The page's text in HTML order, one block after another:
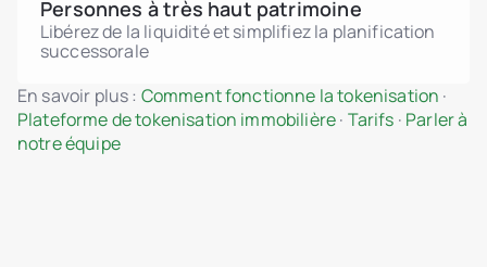
Personnes à très haut patrimoine
Libérez de la liquidité et simplifiez la planification
successorale
En savoir plus : Comment fonctionne la tokenisation ·
Plateforme de tokenisation immobilière· Tarifs · Parler à
notre équipe